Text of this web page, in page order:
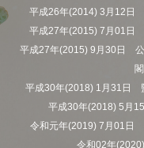
平成26年(2014) 3月12日
平成27年(2015) 7月01日
平成27年(2015) 9月30日 公
平成30年(2018) 1月31日
平成30年(2018) 5月
令和元年(2019) 7月01日
令和02年